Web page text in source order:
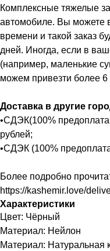
Комплексные тяжелые
автомобиле. Вы можете
времени и такой заказ
дней. Иногда, если в
(например, маленькие
можем привезти более 6
Доставка в другие
•СДЭК(100%
рублей;
•СДЭК (100%
Более подробно
https://kashemir.love/
Характеристики
Цвет: Чёрный
Материал: Нейлон
Материал: Натуральная